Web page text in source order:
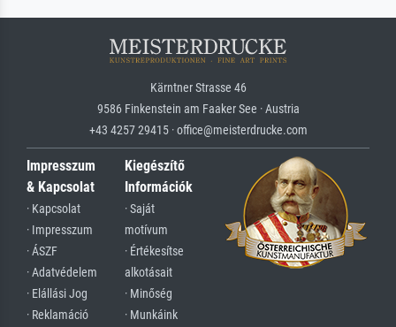
Kärntner Strasse 46
9586 Finkenstein am Faaker See · Austria
+43 4257 29415 · office@meisterdrucke.com
Impresszum
& Kapcsolat
· Kapcsolat
· Impresszum
· ÁSZF
· Adatvédelem
· Elállási Jog
· Reklamáció
Kiegészítő
Információk
· Saját
motívum
· Értékesítse
alkotásait
· Minőség
· Munkáink